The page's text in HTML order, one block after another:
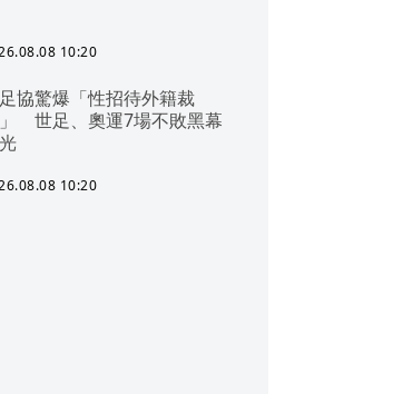
10:20
協驚爆「性招待外籍裁
世足、奧運7場不敗黑幕
10:20